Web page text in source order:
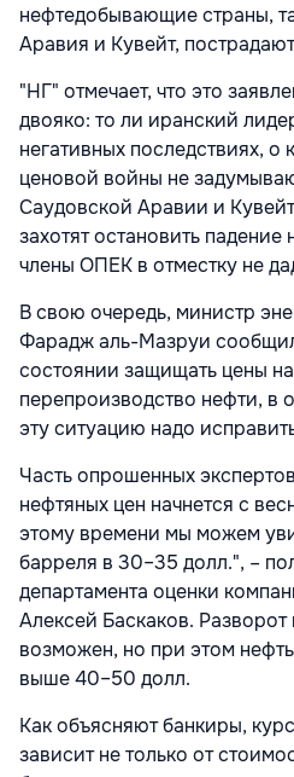
нефтедобывающие страны,
Аравия и Кувейт,
"НГ" отмечает, что это
двояко: то ли иранский
негативных последствиях, о
ценовой войны не
Саудовской Аравии и
захотят остановить
члены ОПЕК в отместку не
В свою очередь, министр
Фарадж аль-Мазруи
состоянии защищать цены
перепроизводство нефти, в
эту ситуацию надо
Часть опрошенных
нефтяных цен начнется с
этому времени мы можем
барреля в 30–35 долл.", –
департамента оценки
Алексей Баскаков.
возможен, но при этом
выше 40–50 долл.
Как объясняют банкиры,
зависит не только от